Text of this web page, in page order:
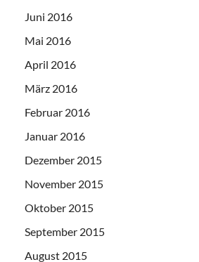
Juni 2016
Mai 2016
April 2016
März 2016
Februar 2016
Januar 2016
Dezember 2015
November 2015
Oktober 2015
September 2015
August 2015